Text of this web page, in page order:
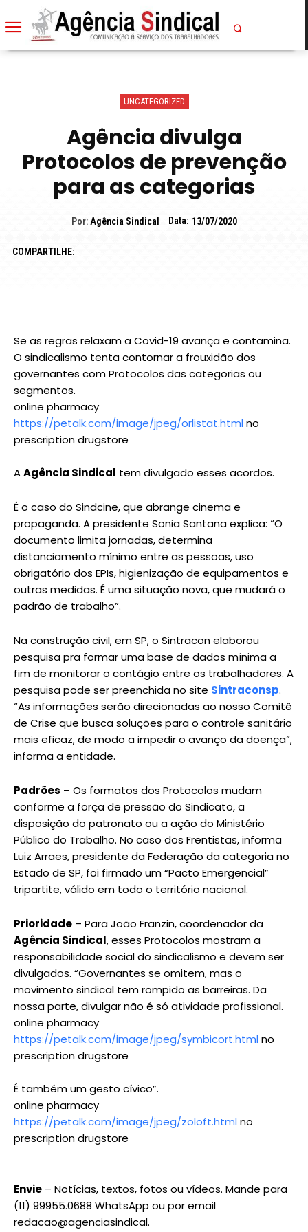
UNCATEGORIZED
Agência divulga
Protocolos de prevenção
para as categorias
Por: Agência Sindical Data: 13/07/2020
COMPARTILHE:
Se as regras relaxam a Covid-19 avança e contamina.
O sindicalismo tenta contornar a frouxidão dos
governantes com Protocolos das categorias ou
segmentos.
online pharmacy
https://petalk.com/image/jpeg/orlistat.htmlno
prescription drugstore
AAgência Sindical tem divulgado esses acordos.
É o caso do Sindcine, que abrange cinema e
propaganda. A presidente Sonia Santana explica: “O
documento limita jornadas, determina
distanciamento mínimo entre as pessoas, uso
obrigatório dos EPIs, higienização de equipamentos e
outras medidas. É uma situação nova, que mudará o
padrão de trabalho”.
Na construção civil, em SP, o Sintracon elaborou
pesquisa pra formar uma base de dados mínima a
fim de monitorar o contágio entre os trabalhadores. A
pesquisa pode ser preenchida no site Sintraconsp.
“As informações serão direcionadas ao nosso Comitê
de Crise que busca soluções para o controle sanitário
mais eficaz, de modo a impedir o avanço da doença”,
informa a entidade.
Padrões – Os formatos dos Protocolos mudam
conforme a força de pressão do Sindicato, a
disposição do patronato ou a ação do Ministério
Público do Trabalho. No caso dos Frentistas, informa
Luiz Arraes, presidente da Federação da categoria no
Estado de SP, foi firmado um “Pacto Emergencial”
tripartite, válido em todo o território nacional.
Prioridade – Para João Franzin, coordenador da
Agência Sindical, esses Protocolos mostram a
responsabilidade social do sindicalismo e devem ser
divulgados. “Governantes se omitem, mas o
movimento sindical tem rompido as barreiras. Da
nossa parte, divulgar não é só atividade profissional.
online pharmacy
https://petalk.com/image/jpeg/symbicort.htmlno
prescription drugstore
É também um gesto cívico”.
online pharmacy
https://petalk.com/image/jpeg/zoloft.htmlno
prescription drugstore
Envie – Notícias, textos, fotos ou vídeos. Mande para
(11) 99955.0688 WhatsApp ou por email
redacao@agenciasindical.